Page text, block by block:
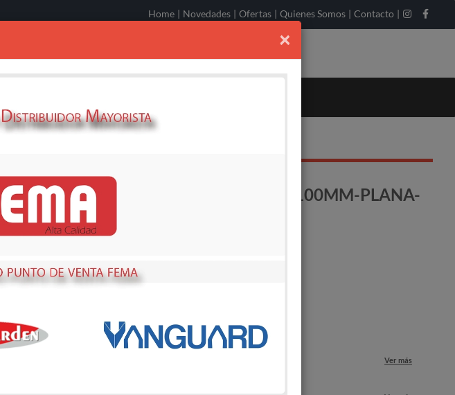
Home | Novedades | Ofertas | Quienes Somos | Contacto |
DESTORNILLADOR RUCCI 2155-5 X 100MM-PLANA-
CAJA 6 UNIDADES------C6
69359022
Métodos de envío y retiro
Transporte Habitual
Ver más
×